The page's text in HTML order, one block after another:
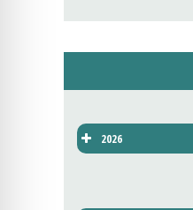
2026